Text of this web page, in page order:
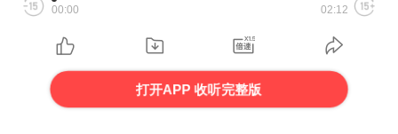
00:00 02:12
打开APP 收听完整版